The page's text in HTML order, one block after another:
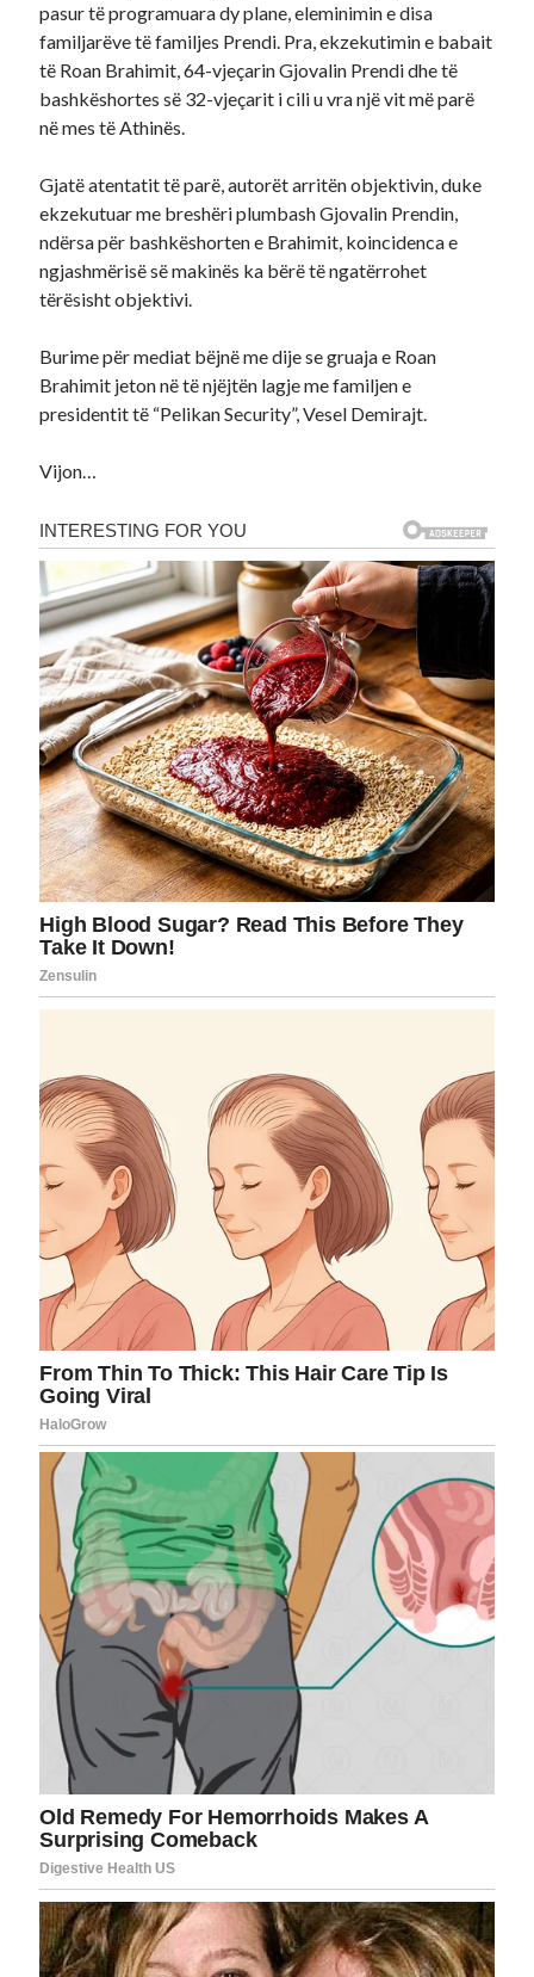
pasur të programuara dy plane, eleminimin e disa
familjarëve të familjes Prendi. Pra, ekzekutimin e babait
të Roan Brahimit, 64-vjeçarin Gjovalin Prendi dhe të
bashkëshortes së 32-vjeçarit i cili u vra një vit më parë
në mes të Athinës.
Gjatë atentatit të parë, autorët arritën objektivin, duke
ekzekutuar me breshëri plumbash Gjovalin Prendin,
ndërsa për bashkëshorten e Brahimit, koincidenca e
ngjashmërisë së makinës ka bërë të ngatërrohet
tërësisht objektivi.
Burime për mediat bëjnë me dije se gruaja e Roan
Brahimit jeton në të njëjtën lagje me familjen e
presidentit të “Pelikan Security”, Vesel Demirajt.
Vijon…